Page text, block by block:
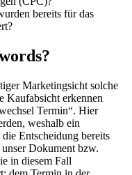
bereits für das
Marketingsicht solche
Kaufabsicht erkennen
Termin“. Hier
weshalb ein
Entscheidung bereits
Dokument bzw.
in diesem Fall